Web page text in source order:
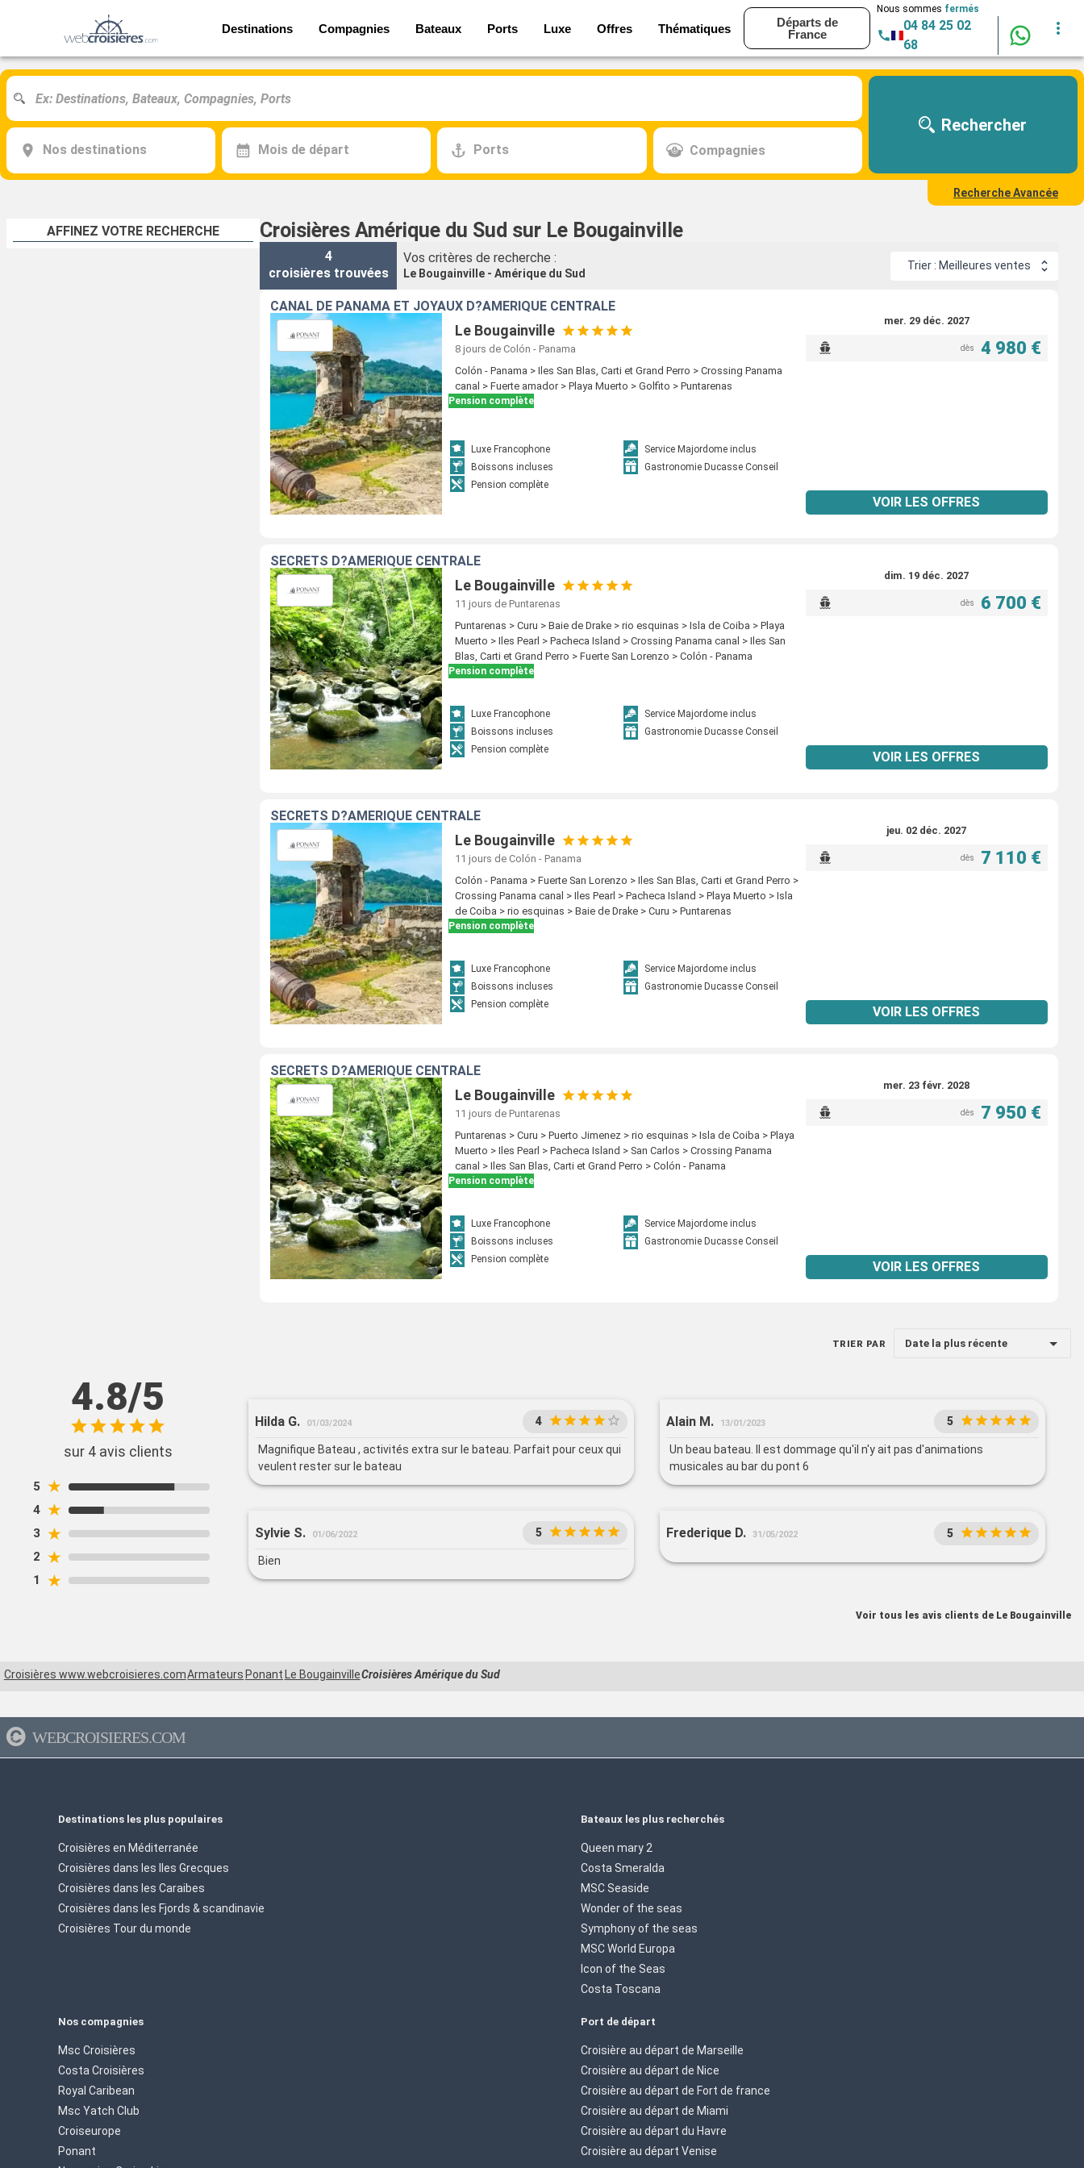
Destinations Compagnies Bateaux Ports Luxe Offres Thématiques
Départs de
France
Nous sommes fermés
04 84 25 02
68
Nos destinations Mois de départ Ports Compagnies
Rechercher
Recherche Avancée
AFFINEZ VOTRE RECHERCHE Croisières Amérique du Sud sur Le Bougainville
4
croisières trouvées
Vos critères de recherche :
Le Bougainville - Amérique du Sud
Trier : Meilleures ventes
CANAL DE PANAMA ET JOYAUX D?AMÉRIQUE CENTRALE
Le Bougainville
8 jours de Colón - Panama
Colón - Panama > Iles San Blas, Carti et Grand Perro > Crossing Panama
canal > Fuerte amador > Playa Muerto > Golfito > Puntarenas
Pension complète
Luxe Francophone
Service Majordome inclus
Boissons incluses
Gastronomie Ducasse Conseil
Pension complète
mer. 29 déc. 2027
dès 4 980 €
VOIR LES OFFRES
SECRETS D?AMÉRIQUE CENTRALE
Le Bougainville
11 jours de Puntarenas
Puntarenas > Curu > Baie de Drake > rio esquinas > Isla de Coiba > Playa
Muerto > Iles Pearl > Pacheca Island > Crossing Panama canal > Iles San
Blas, Carti et Grand Perro > Fuerte San Lorenzo > Colón - Panama
Pension complète
Luxe Francophone
Service Majordome inclus
Boissons incluses
Gastronomie Ducasse Conseil
Pension complète
dim. 19 déc. 2027
dès 6 700 €
VOIR LES OFFRES
SECRETS D?AMÉRIQUE CENTRALE
Le Bougainville
11 jours de Colón - Panama
Colón - Panama > Fuerte San Lorenzo > Iles San Blas, Carti et Grand Perro >
Crossing Panama canal > Iles Pearl > Pacheca Island > Playa Muerto > Isla
de Coiba > rio esquinas > Baie de Drake > Curu > Puntarenas
Pension complète
Luxe Francophone
Service Majordome inclus
Boissons incluses
Gastronomie Ducasse Conseil
Pension complète
jeu. 02 déc. 2027
dès 7 110 €
VOIR LES OFFRES
SECRETS D?AMÉRIQUE CENTRALE
Le Bougainville
11 jours de Puntarenas
Puntarenas > Curu > Puerto Jimenez > rio esquinas > Isla de Coiba > Playa
Muerto > Iles Pearl > Pacheca Island > San Carlos > Crossing Panama
canal > Iles San Blas, Carti et Grand Perro > Colón - Panama
Pension complète
Luxe Francophone
Service Majordome inclus
Boissons incluses
Gastronomie Ducasse Conseil
Pension complète
mer. 23 févr. 2028
dès 7 950 €
VOIR LES OFFRES
TRIER PAR Date la plus récente
4.8/5
sur 4 avis clients
5 ★
4 ★
3 ★
2 ★
1 ★
Hilda G. 01/03/2024 4
Magnifique Bateau , activités extra sur le bateau. Parfait pour ceux qui
veulent rester sur le bateau
Alain M. 13/01/2023 5
Un beau bateau. Il est dommage qu'il n'y ait pas d'animations
musicales au bar du pont 6
Sylvie S. 01/06/2022 5
Bien
Frederique D. 31/05/2022 5
Voir tous les avis clients de Le Bougainville
Croisières www.webcroisieres.comArmateurs Ponant Le BougainvilleCroisières Amérique du Sud
WEBCROISIERES.COM
Destinations les plus populaires
Croisières en Méditerranée
Croisières dans les Iles Grecques
Croisières dans les Caraibes
Croisières dans les Fjords & scandinavie
Croisières Tour du monde
Bateaux les plus recherchés
Queen mary 2
Costa Smeralda
MSC Seaside
Wonder of the seas
Symphony of the seas
MSC World Europa
Icon of the Seas
Costa Toscana
Nos compagnies
Msc Croisières
Costa Croisières
Royal Caribean
Msc Yatch Club
Croiseurope
Ponant
Port de départ
Croisière au départ de Marseille
Croisière au départ de Nice
Croisière au départ de Fort de france
Croisière au départ de Miami
Croisière au départ du Havre
Croisière au départ Venise